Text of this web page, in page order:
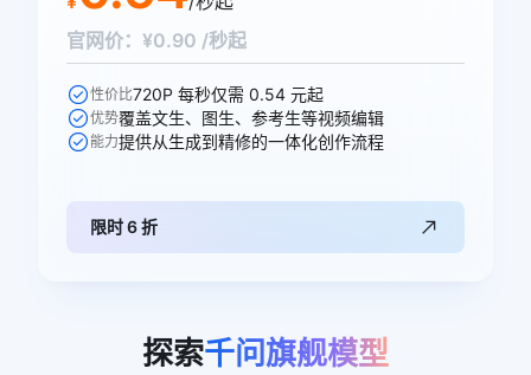
官网价：¥0.90 /秒起
性价比720P 每秒仅需 0.54 元起
优势覆盖文生、图生、参考生等视频编辑
能力提供从生成到精修的一体化创作流程
限时 6 折
探索千问旗舰模型